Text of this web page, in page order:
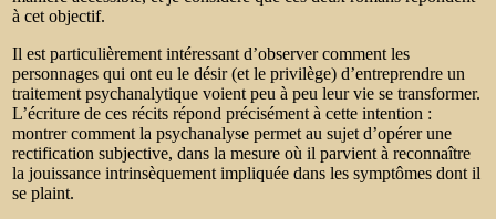
à cet objectif.
Il est particulièrement intéressant d’observer comment les
personnages qui ont eu le désir (et le privilège) d’entreprendre un
traitement psychanalytique voient peu à peu leur vie se transformer.
L’écriture de ces récits répond précisément à cette intention :
montrer comment la psychanalyse permet au sujet d’opérer une
rectification subjective, dans la mesure où il parvient à reconnaître
la jouissance intrinsèquement impliquée dans les symptômes dont il
se plaint.